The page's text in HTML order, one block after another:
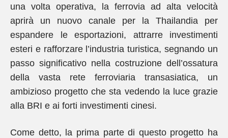
una volta operativa, la ferrovia ad alta velocità
aprirà un nuovo canale per la Thailandia per
espandere le esportazioni, attrarre investimenti
esteri e rafforzare l’industria turistica, segnando un
passo significativo nella costruzione dell’ossatura
della vasta rete ferroviaria transasiatica, un
ambizioso progetto che sta vedendo la luce grazie
alla BRI e ai forti investimenti cinesi.
Come detto, la prima parte di questo progetto ha